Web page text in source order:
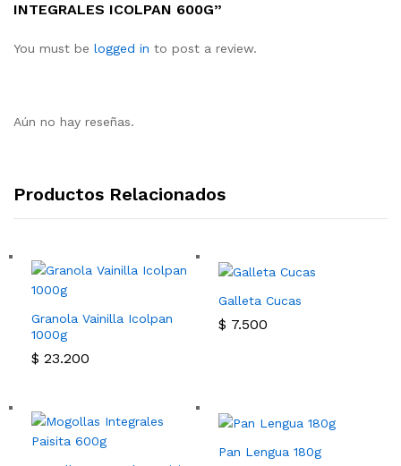
INTEGRALES ICOLPAN 600G”
You must be logged in to post a review.
Aún no hay reseñas.
Productos Relacionados
Granola Vainilla Icolpan
1000g
$ 23.200
Galleta Cucas
$ 7.500
Pan Lengua 180g